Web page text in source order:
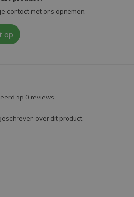
contact met ons opnemen.
op
op 0 reviews
over dit product..